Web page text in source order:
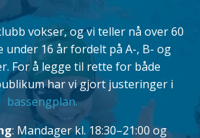
vokser, og vi teller nå over 60
under 16 år fordelt på A-, B- og
For å legge til rette for både
har vi gjort justeringer i
bassengplan.
: Mandager kl. 18:30–21:00 og
var starta i 1969, og er